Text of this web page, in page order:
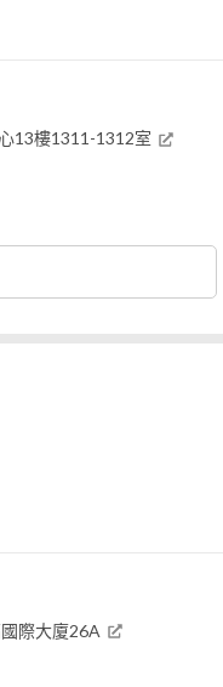
13樓1311-1312室
際大廈26A